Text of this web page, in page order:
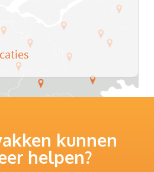
kunnen
helpen?